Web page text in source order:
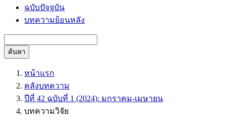
ฉบับปัจจุบัน
บทความย้อนหลัง
ค้นหา
หน้าแรก
คลังบทความ
ปีที่ 42 ฉบับที่ 1 (2024): มกราคม-เมษายน
บทความวิจัย